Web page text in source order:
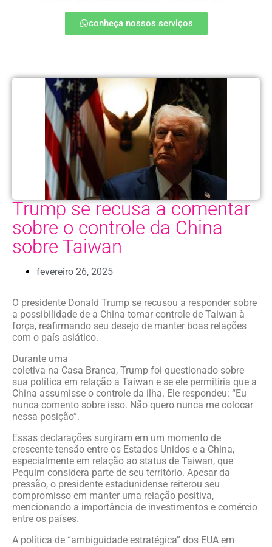
conheça nossos serviços
Trump se recusa a comentar
sobre o controle da China
sobre Taiwan
fevereiro 26, 2025
O presidente Donald Trump se recusou a responder sobre
a possibilidade de a China tomar controle de Taiwan à
força, reafirmando seu desejo de manter boas relações
com o país asiático.
Durante uma
coletiva na Casa Branca, Trump foi questionado sobre
sua política em relação a Taiwan e se ele permitiria que a
China assumisse o controle da ilha. Ele respondeu: “Eu
nunca comento sobre isso. Não quero nunca me colocar
nessa posição”.
Essas declarações surgiram em um momento de
crescente tensão entre os Estados Unidos e a China,
especialmente em relação ao status de Taiwan, que
Pequim considera parte de seu território. Apesar da
pressão, o presidente estadunidense reiterou seu
compromisso em manter uma relação positiva,
mencionando a importância de investimentos e comércio
entre os países.
A política de “ambiguidade estratégica” dos EUA em